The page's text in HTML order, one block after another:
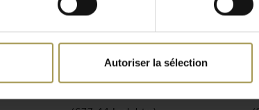
Autoriser la sélection
toujours en stock
être construit par
d'utilisation. Par contre
ouvrés. Officina est
FSC. Avec le
BOXi table basse